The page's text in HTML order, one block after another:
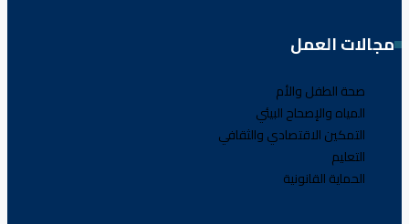
مجالات العمل
صحة الطفل والأم
المياه والإصحاح البيئي
التمكين الاقتصادي والثقافي
التعليم
الحماية القانونية